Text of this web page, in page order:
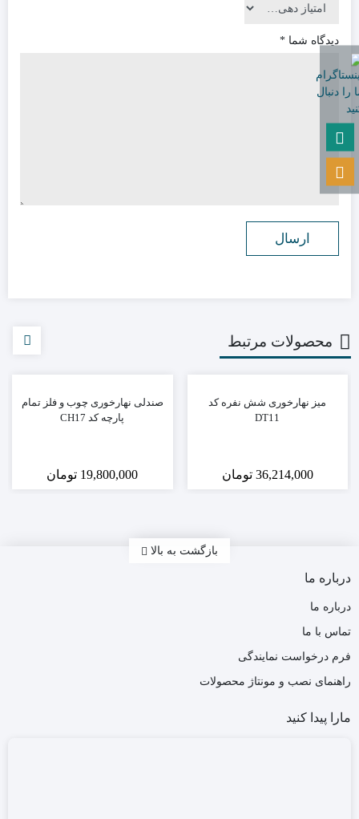
دیدگاه شما *
محصولات مرتبط
میز نهارخوری شش نفره کد
DT11
36,214,000 تومان
صندلی نهارخوری چوب و فلز تمام
پارچه کد CH17
19,800,000 تومان
بازگشت به بالا
درباره ما
درباره ما
تماس با ما
فرم درخواست نمایندگی
راهنمای نصب و مونتاژ محصولات
مارا پیدا کنید